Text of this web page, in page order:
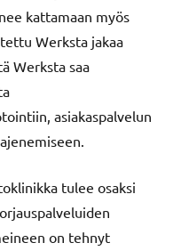
kattamaan myös
Werksta jakaa
Werksta saa
asiakaspalvelun
tulee osaksi
on tehnyt